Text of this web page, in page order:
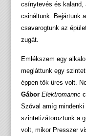
csínytevés és kaland,
csináltunk. Bejártunk
csavarogtunk az
zugát.
Emlékszem egy
megláttunk egy
éppen tök üres volt.
Gábor Elektromantic
Szóval amíg
szintetizátoroztunk a
volt, mikor Presszer